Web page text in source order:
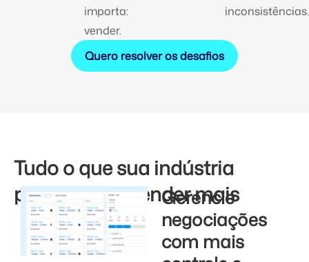
importa:
vender.
inconsistências.
Quero resolver os desafios
Tudo o que sua indústria
precisa para vender mais
Gerencie
negociações
com mais